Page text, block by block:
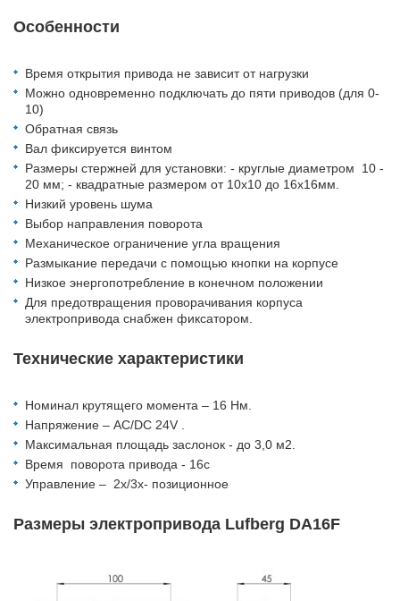
Особенности
Время открытия привода не зависит от нагрузки
Можно одновременно подключать до пяти приводов (для 0-
10)
Обратная связь
Вал фиксируется винтом
Размеры стержней для установки: - круглые диаметром 10 -
20 мм; - квадратные размером от 10х10 до 16х16мм.
Низкий уровень шума
Выбор направления поворота
Механическое ограничение угла вращения
Размыкание передачи с помощью кнопки на корпусе
Низкое энергопотребление в конечном положении
Для предотвращения проворачивания корпуса
электропривода снабжен фиксатором.
Технические характеристики
Номинал крутящего момента – 16 Hм.
Напряжение – AC/DC 24V .
Максимальная площадь заслонок - до 3,0 м2.
Время поворота привода - 16c
Управление – 2x/3х- позиционное
Размеры электропривода Lufberg DA16F